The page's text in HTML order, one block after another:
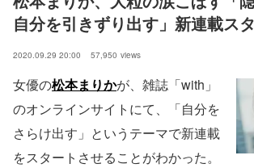
自分を引きずり出す」新連載ス
2020.09.29 20:00 57,950 views
女優の松本まりかが、雑誌「with」
のオンラインサイトにて、「自分を
さらけ出す」というテーマで新連載
をスタートさせることがわかった。